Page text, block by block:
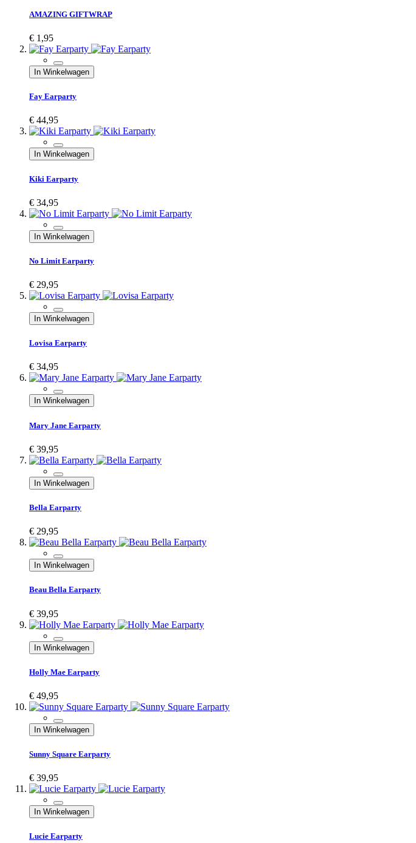
AMAZING GIFTWRAP
€ 1,95
In Winkelwagen
Fay Earparty
€ 44,95
In Winkelwagen
Kiki Earparty
€ 34,95
In Winkelwagen
No Limit Earparty
€ 29,95
In Winkelwagen
Lovisa Earparty
€ 34,95
In Winkelwagen
Mary Jane Earparty
€ 39,95
In Winkelwagen
Bella Earparty
€ 29,95
In Winkelwagen
Beau Bella Earparty
€ 39,95
In Winkelwagen
Holly Mae Earparty
€ 49,95
In Winkelwagen
Sunny Square Earparty
€ 39,95
In Winkelwagen
Lucie Earparty